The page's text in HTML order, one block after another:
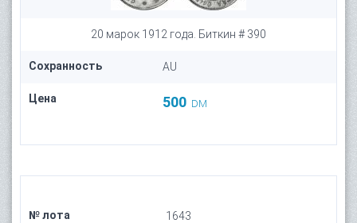
20 марок 1912 года. Биткин # 390
Сохранность AU
Цена 500 DM
№ лота 1643